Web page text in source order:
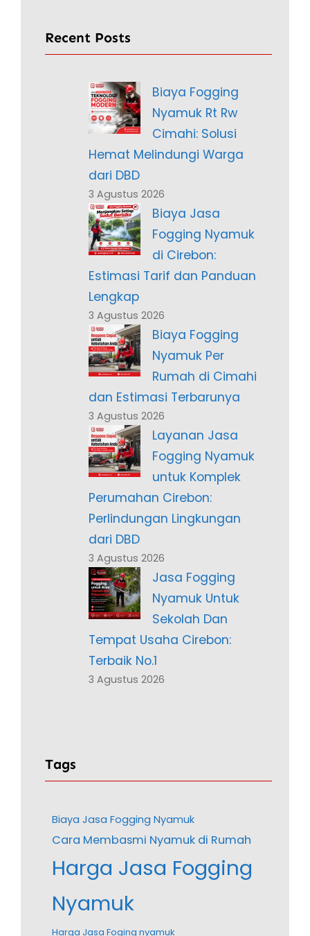
Recent Posts
Biaya Fogging
Nyamuk Rt Rw
Cimahi: Solusi
Hemat Melindungi Warga
dari DBD
3 Agustus 2026
Biaya Jasa
Fogging Nyamuk
di Cirebon:
Estimasi Tarif dan Panduan
Lengkap
3 Agustus 2026
Biaya Fogging
Nyamuk Per
Rumah di Cimahi
dan Estimasi Terbarunya
3 Agustus 2026
Layanan Jasa
Fogging Nyamuk
untuk Komplek
Perumahan Cirebon:
Perlindungan Lingkungan
dari DBD
3 Agustus 2026
Jasa Fogging
Nyamuk Untuk
Sekolah Dan
Tempat Usaha Cirebon:
Terbaik No.1
3 Agustus 2026
Tags
Biaya Jasa Fogging Nyamuk
Cara Membasmi Nyamuk di Rumah
Harga Jasa Fogging
Nyamuk
Harga Jasa Foging nyamuk